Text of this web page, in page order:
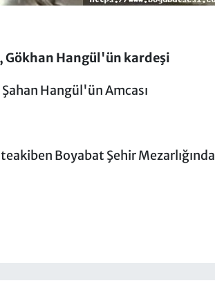
Gökhan Hangül'ün kardeşi
Hangül'ün Amcası
Boyabat Şehir Mezarlığında